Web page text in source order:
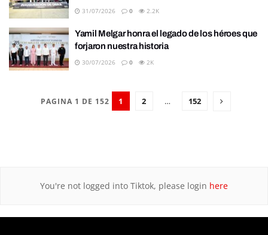
31/07/2026 0 2.2K
Yamil Melgar honra el legado de los héroes que
forjaron nuestra historia
30/07/2026 0 2K
PAGINA 1 DE 152 1 2 … 152
You're not logged into Tiktok, please login here